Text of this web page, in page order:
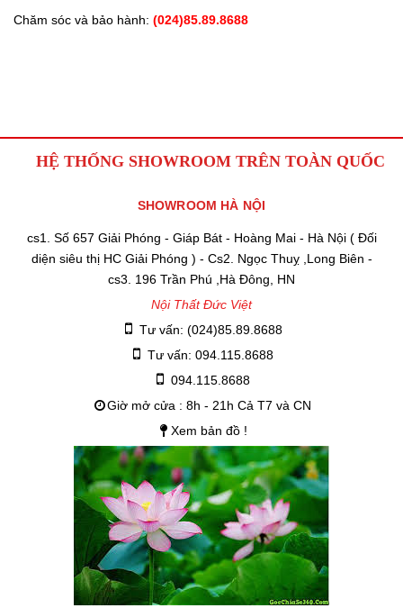
Chăm sóc và bảo hành: (024)85.89.8688
HỆ THỐNG SHOWROOM TRÊN TOÀN QUỐC
SHOWROOM HÀ NỘI
cs1. Số 657 Giải Phóng - Giáp Bát - Hoàng Mai - Hà Nội ( Đối
diện siêu thị HC Giải Phóng ) - Cs2. Ngọc Thuỵ ,Long Biên -
cs3. 196 Trần Phú ,Hà Đông, HN
Nội Thất Đức Việt
Tư vấn: (024)85.89.8688
Tư vấn: 094.115.8688
094.115.8688
Giờ mở cửa : 8h - 21h Cả T7 và CN
Xem bản đồ !